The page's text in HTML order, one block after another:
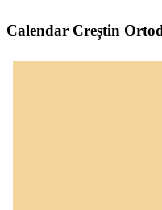
Calendar Creștin